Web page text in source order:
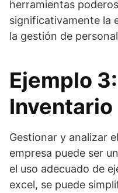
herramientas
significativamente la
la gestión de
Ejemplo
Inventario
Gestionar y analizar
empresa puede ser
el uso adecuado de
excel, se puede